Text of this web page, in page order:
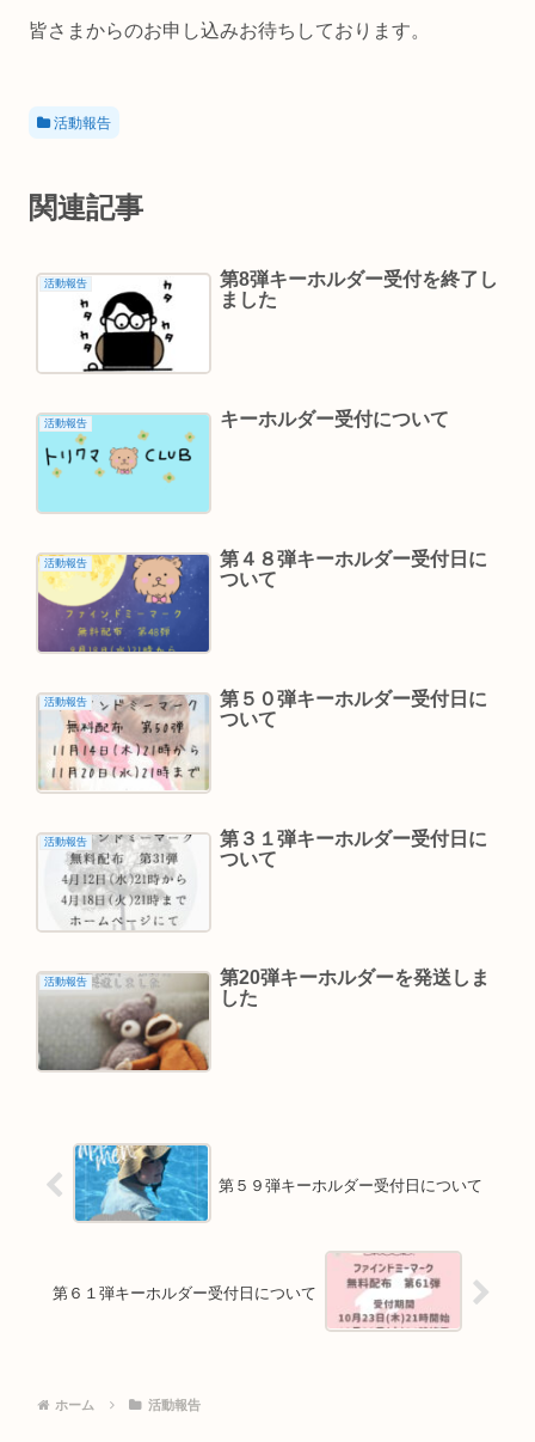
皆さまからのお申し込みお待ちしております。
活動報告
関連記事
活動報告
第8弾キーホルダー受付を終了し
ました
活動報告 キーホルダー受付について
活動報告
第４８弾キーホルダー受付日に
ついて
活動報告
第５０弾キーホルダー受付日に
ついて
活動報告
第３１弾キーホルダー受付日に
ついて
活動報告
第20弾キーホルダーを発送しま
した
第５９弾キーホルダー受付日について
第６１弾キーホルダー受付日について
ホーム 活動報告